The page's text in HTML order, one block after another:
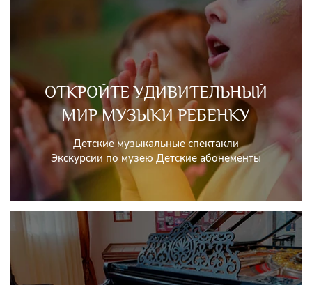
ОТКРОЙТЕ УДИВИТЕЛЬНЫЙ
МИР МУЗЫКИ РЕБЕНКУ
Детские музыкальные спектакли
Экскурсии по музею Детские абонементы